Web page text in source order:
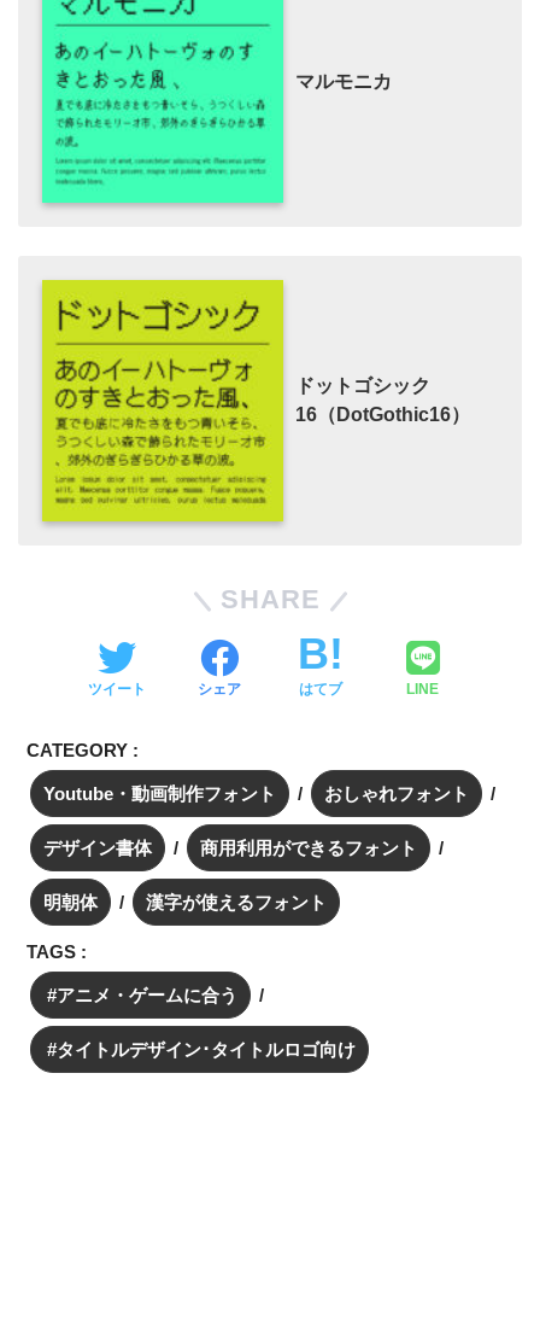
マルモニカ
ドットゴシック
16（DotGothic16）
SHARE
ツイート シェア はてブ LINE
CATEGORY :
Youtube・動画制作フォント おしゃれフォント
デザイン書体 商用利用ができるフォント
明朝体 漢字が使えるフォント
TAGS :
アニメ・ゲームに合う
タイトルデザイン･タイトルロゴ向け